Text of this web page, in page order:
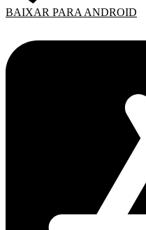
BAIXAR PARA ANDROID